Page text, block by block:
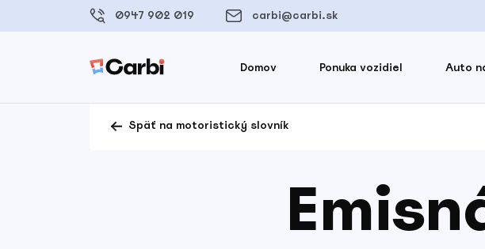
0947 902 019 carbi@carbi.sk
Domov Ponuka vozidiel Auto
Späť na motoristický slovník